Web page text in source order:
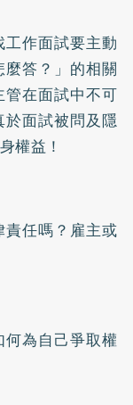
作面試要主動
答？」的相關
在面試中不可
面試被問及隱
權益！
任嗎？雇主或
為自己爭取權